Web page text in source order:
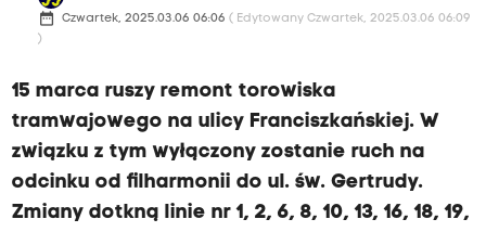
date_range Czwartek, 2025.03.06 06:06 ( Edytowany Czwartek, 2025.03.06 06:09
)
15 marca ruszy remont torowiska
tramwajowego na ulicy Franciszkańskiej. W
związku z tym wyłączony zostanie ruch na
odcinku od filharmonii do ul. św. Gertrudy.
Zmiany dotkną linie nr 1, 2, 6, 8, 10, 13, 16, 18, 19,